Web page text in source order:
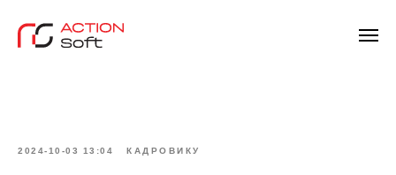
2024-10-03 13:04 КАДРОВИКУ